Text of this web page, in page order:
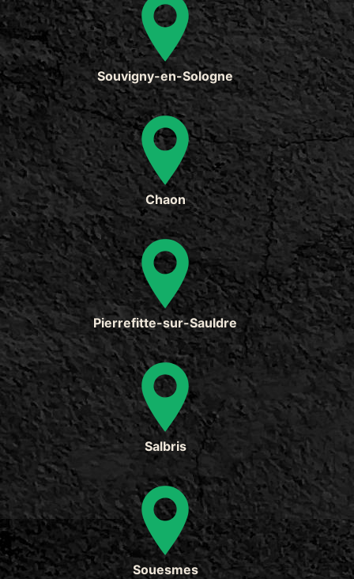
Souvigny-en-Sologne
Chaon
Pierrefitte-sur-Sauldre
Salbris
Souesmes